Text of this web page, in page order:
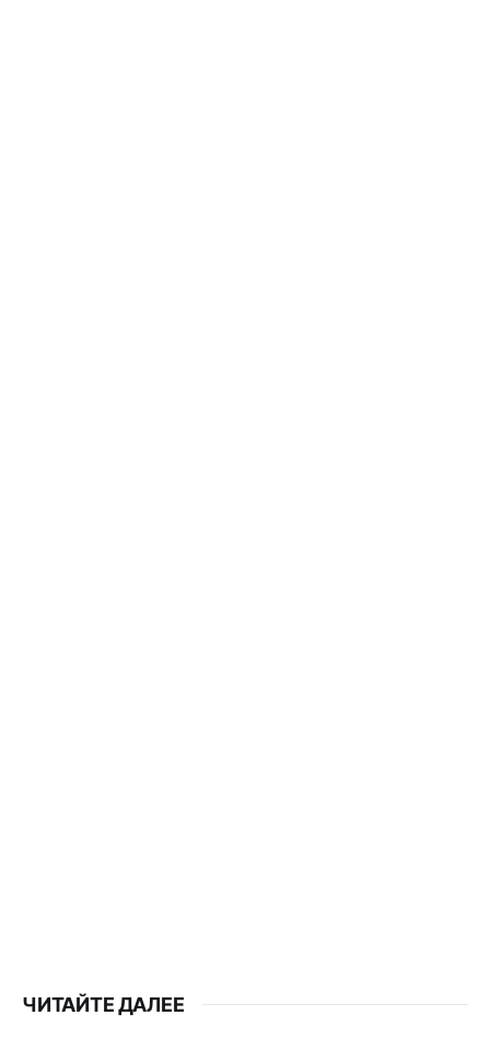
ЧИТАЙТЕ ДАЛЕЕ